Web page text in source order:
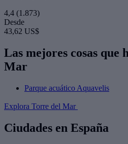
4,4 (1.873)
Desde
43,62 US$
Las mejores cosas que
Mar
Parque acuático Aquavelis
Explora Torre del Mar
Ciudades en España